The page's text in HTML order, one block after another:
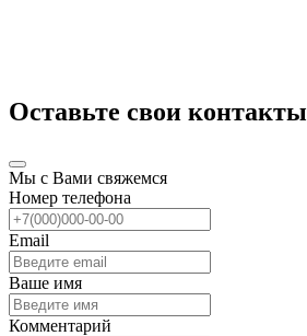
Оставьте свои контакты
Мы с Вами свяжемся
Номер телефона
Email
Ваше имя
Комментарий